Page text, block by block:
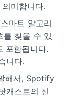
미합니다.
마트 알고리
를 찾을 수 있
포함됩니다.
니다.
해서, Spotify
캐스트의 신